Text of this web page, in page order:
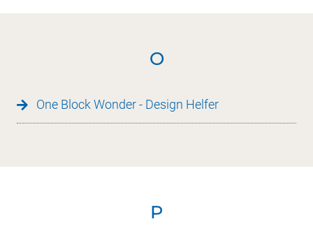
O
One Block Wonder - Design Helfer
P